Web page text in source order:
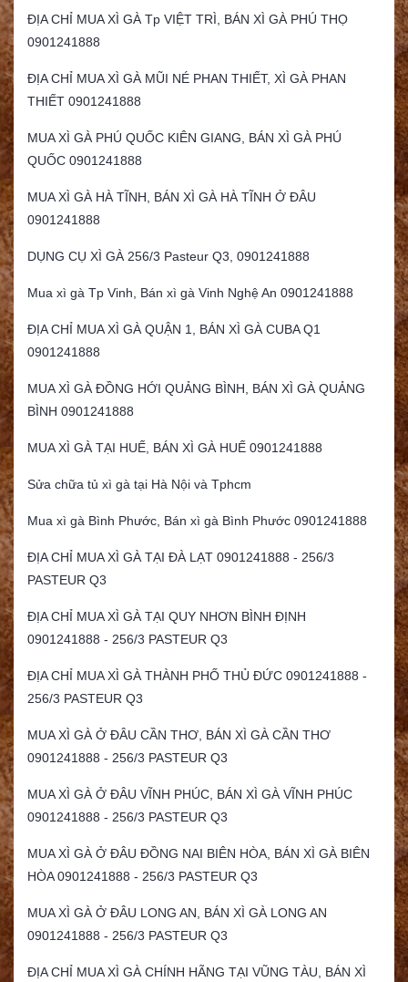
ĐỊA CHỈ MUA XÌ GÀ Tp VIỆT TRÌ, BÁN XÌ GÀ PHÚ THỌ
0901241888
ĐỊA CHỈ MUA XÌ GÀ MŨI NÉ PHAN THIẾT, XÌ GÀ PHAN
THIẾT 0901241888
MUA XÌ GÀ PHÚ QUỐC KIÊN GIANG, BÁN XÌ GÀ PHÚ
QUỐC 0901241888
MUA XÌ GÀ HÀ TĨNH, BÁN XÌ GÀ HÀ TĨNH Ở ĐÂU
0901241888
DỤNG CỤ XÌ GÀ 256/3 Pasteur Q3, 0901241888
Mua xì gà Tp Vinh, Bán xì gà Vinh Nghệ An 0901241888
ĐỊA CHỈ MUA XÌ GÀ QUẬN 1, BÁN XÌ GÀ CUBA Q1
0901241888
MUA XÌ GÀ ĐỒNG HỚI QUẢNG BÌNH, BÁN XÌ GÀ QUẢNG
BÌNH 0901241888
MUA XÌ GÀ TẠI HUẾ, BÁN XÌ GÀ HUẾ 0901241888
Sửa chữa tủ xì gà tại Hà Nội và Tphcm
Mua xì gà Bình Phước, Bán xì gà Bình Phước 0901241888
ĐỊA CHỈ MUA XÌ GÀ TẠI ĐÀ LẠT 0901241888 - 256/3
PASTEUR Q3
ĐỊA CHỈ MUA XÌ GÀ TẠI QUY NHƠN BÌNH ĐỊNH
0901241888 - 256/3 PASTEUR Q3
ĐỊA CHỈ MUA XÌ GÀ THÀNH PHỐ THỦ ĐỨC 0901241888 -
256/3 PASTEUR Q3
MUA XÌ GÀ Ở ĐÂU CẦN THƠ, BÁN XÌ GÀ CẦN THƠ
0901241888 - 256/3 PASTEUR Q3
MUA XÌ GÀ Ở ĐÂU VĨNH PHÚC, BÁN XÌ GÀ VĨNH PHÚC
0901241888 - 256/3 PASTEUR Q3
MUA XÌ GÀ Ở ĐÂU ĐỒNG NAI BIÊN HÒA, BÁN XÌ GÀ BIÊN
HÒA 0901241888 - 256/3 PASTEUR Q3
MUA XÌ GÀ Ở ĐÂU LONG AN, BÁN XÌ GÀ LONG AN
0901241888 - 256/3 PASTEUR Q3
ĐỊA CHỈ MUA XÌ GÀ CHÍNH HÃNG TẠI VŨNG TÀU, BÁN XÌ